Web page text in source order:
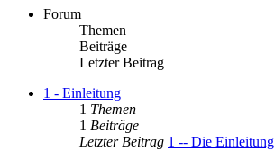
Forum
Themen
Beiträge
Letzter Beitrag
1 - Einleitung
1 Themen
1 Beiträge
Letzter Beitrag 1 -- Die Einleitung